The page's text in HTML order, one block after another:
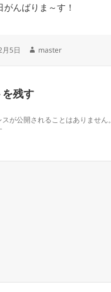
がんばりま～す！
5日
作
master
残す
が公開されることはありません。